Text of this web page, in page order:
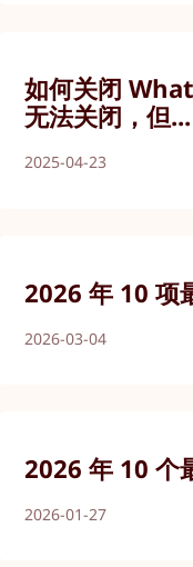
如何关闭
无法关闭，但...
2025-04-23
2026 年 10 项
2026-03-04
2026 年 10 个
2026-01-27